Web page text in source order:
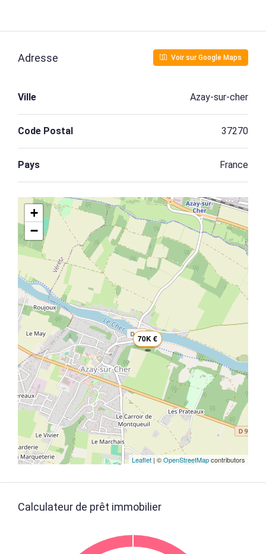
Adresse Voir sur Google Maps
Ville Azay-sur-cher
Code Postal 37270
Pays France
70K €
+
−
Leaflet | ©OpenStreetMapcontributors
Calculateur de prêt immobilier